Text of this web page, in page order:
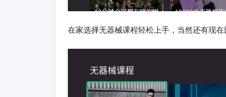
在家选择无器械课程轻松上手，当然还有现在